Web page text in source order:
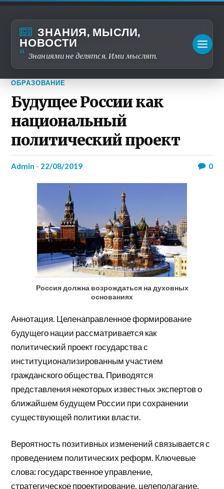
ЗНАНИЯ, МЫСЛИ,
НОВОСТИ
Знаниями не делятся. Ими мыслят.
ОБРАЗОВАНИЕ
Будущее России как
национальный
политический проект
admin - 22/08/2019 0
Россия должна возрождаться на духовных
основаниях
Аннотация. Целенаправленное формирование
будущего нации рассматривается как
политический проект государства с
институционализированным участием
гражданского общества. Приводятся
представления некоторых известных экспертов о
ближайшем будущем России при сохранении
существующей политики власти.
Вероятность позитивных изменений связывается с
проведением политических реформ. Ключевые
слова: государственное управление,
стратегическое проектирование, целеполагание,